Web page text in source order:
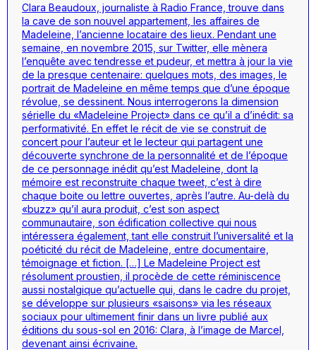
Clara Beaudoux, journaliste à Radio France, trouve dans
la cave de son nouvel appartement, les affaires de
Madeleine, l’ancienne locataire des lieux. Pendant une
semaine, en novembre 2015, sur Twitter, elle mènera
l’enquête avec tendresse et pudeur, et mettra à jour la vie
de la presque centenaire: quelques mots, des images, le
portrait de Madeleine en même temps que d’une époque
révolue, se dessinent. Nous interrogerons la dimension
sérielle du «Madeleine Project» dans ce qu’il a d’inédit: sa
performativité. En effet le récit de vie se construit de
concert pour l’auteur et le lecteur qui partagent une
découverte synchrone de la personnalité et de l’époque
de ce personnage inédit qu’est Madeleine, dont la
mémoire est reconstruite chaque tweet, c’est à dire
chaque boite ou lettre ouvertes, après l’autre. Au-delà du
«buzz» qu’il aura produit, c’est son aspect
communautaire, son édification collective qui nous
intéressera également, tant elle construit l’universalité et la
poéticité du récit de Madeleine, entre documentaire,
témoignage et fiction. […] Le Madeleine Project est
résolument proustien, il procède de cette réminiscence
aussi nostalgique qu’actuelle qui, dans le cadre du projet,
se développe sur plusieurs «saisons» via les réseaux
sociaux pour ultimement finir dans un livre publié aux
éditions du sous-sol en 2016: Clara, à l’image de Marcel,
devenant ainsi écrivaine.